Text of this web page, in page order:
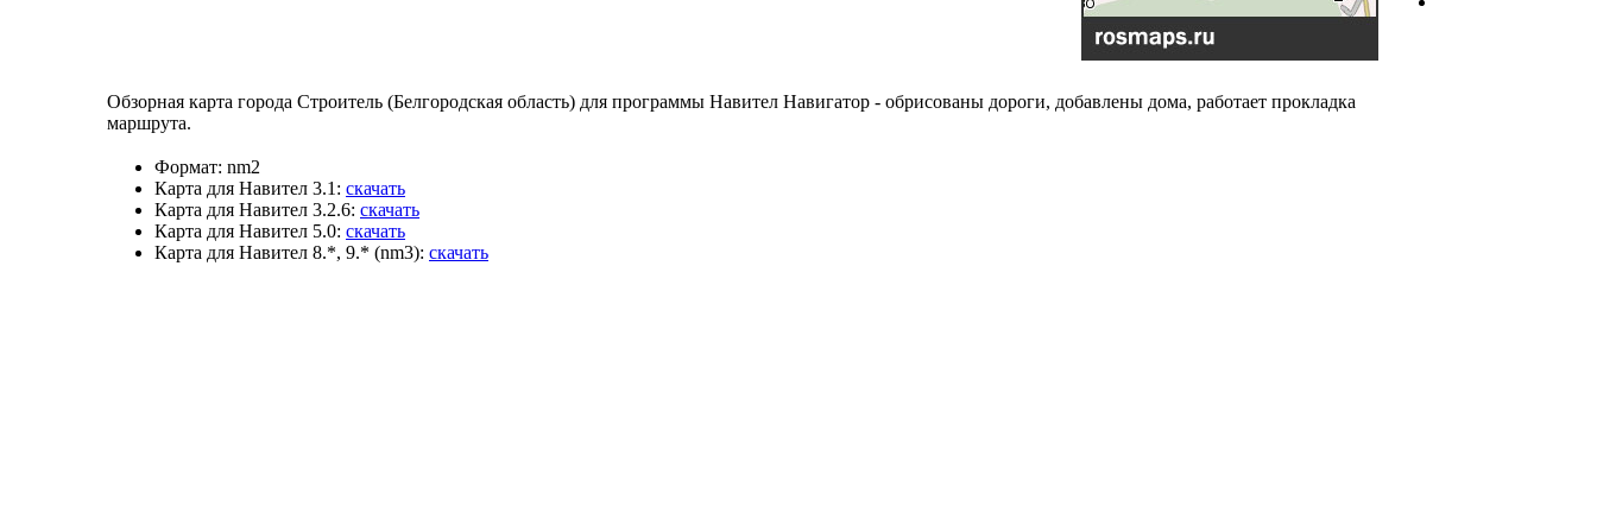
Обзорная карта города Строитель (Белгородская область) для программы Навител Навигатор - обрисованы дороги, добавлены дома, работает прокладка
маршрута.
Формат: nm2
Карта для Навител 3.1: скачать
Карта для Навител 3.2.6: скачать
Карта для Навител 5.0: скачать
Карта для Навител 8.*, 9.* (nm3): скачать